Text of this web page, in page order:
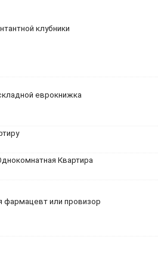
клубники
еврокнижка
Квартира
фармацевт или провизор